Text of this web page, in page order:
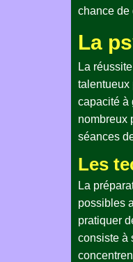
chance de
La
La
talentueux
capacité à
nombreux
séances
Les
La
possibles
pratiquer
consiste à